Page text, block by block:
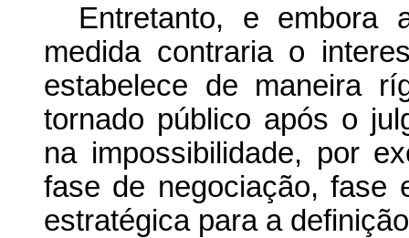
Entretanto, e embora
medida contraria o
estabelece de maneira
tornado público após o
na impossibilidade, por
fase de negociação, fase
estratégica para a